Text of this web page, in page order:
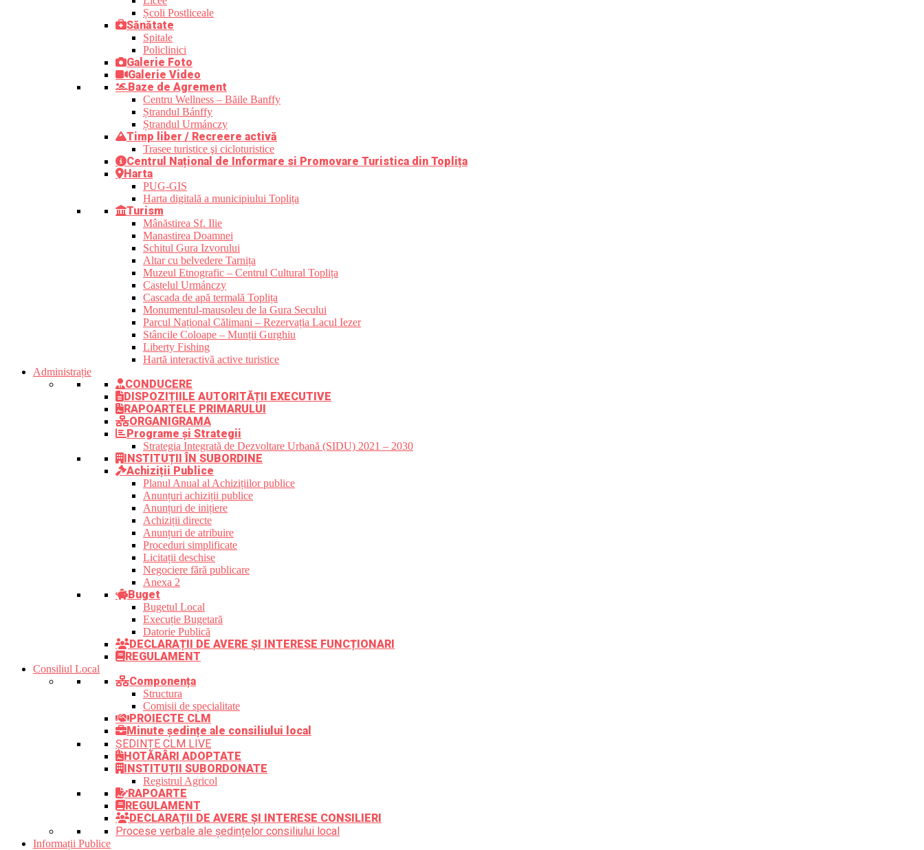
Școli Postliceale
Sănătate
Spitale
Policlinici
Galerie Foto
Galerie Video
Baze de Agrement
Centru Wellness – Băile Banffy
Ștrandul Bánffy
Ștrandul Urmánczy
Timp liber / Recreere activă
Trasee turistice şi cicloturistice
Centrul Național de Informare si Promovare Turistica din Toplița
Harta
PUG-GIS
Harta digitală a municipiului Toplița
Turism
Mânăstirea Sf. Ilie
Manastirea Doamnei
Schitul Gura Izvorului
Altar cu belvedere Tarnița
Muzeul Etnografic – Centrul Cultural Toplița
Castelul Urmánczy
Cascada de apă termală Toplița
Monumentul-mausoleu de la Gura Secului
Parcul Național Călimani – Rezervația Lacul Iezer
Stâncile Coloape – Munții Gurghiu
Liberty Fishing
Hartă interactivă active turistice
Administrație
CONDUCERE
DISPOZIȚIILE AUTORITĂȚII EXECUTIVE
RAPOARTELE PRIMARULUI
ORGANIGRAMA
Programe și Strategii
Strategia Integrată de Dezvoltare Urbană (SIDU) 2021 – 2030
INSTITUȚII ÎN SUBORDINE
Achiziții Publice
Planul Anual al Achizițiilor publice
Anunțuri achiziții publice
Anunțuri de inițiere
Achiziții directe
Anunțuri de atribuire
Proceduri simplificate
Licitații deschise
Negociere fără publicare
Anexa 2
Buget
Bugetul Local
Execuție Bugetară
Datorie Publică
DECLARAȚII DE AVERE ȘI INTERESE FUNCȚIONARI
REGULAMENT
Consiliul Local
Componența
Structura
Comisii de specialitate
PROIECTE CLM
Minute ședințe ale consiliului local
ȘEDINȚE CLM LIVE
HOTĂRÂRI ADOPTATE
INSTITUȚII SUBORDONATE
Registrul Agricol
RAPOARTE
REGULAMENT
DECLARAȚII DE AVERE ȘI INTERESE CONSILIERI
Procese verbale ale ședințelor consiliului local
Informații Publice